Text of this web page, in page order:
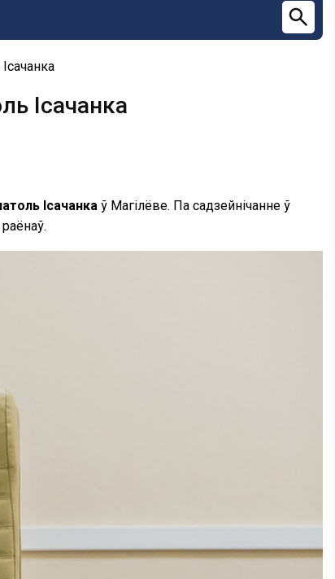
Ісачанка
Ісачанка ў Магілёве. Па садзейнічанне ў